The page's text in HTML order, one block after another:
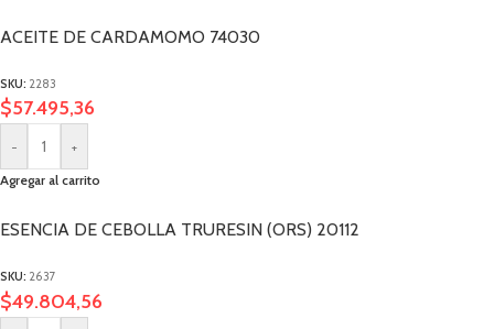
ACEITE DE CARDAMOMO 74030
SKU: 2283
$57.495,36
- +
Agregar al carrito
ESENCIA DE CEBOLLA TRURESIN (ORS) 20112
SKU: 2637
$49.804,56